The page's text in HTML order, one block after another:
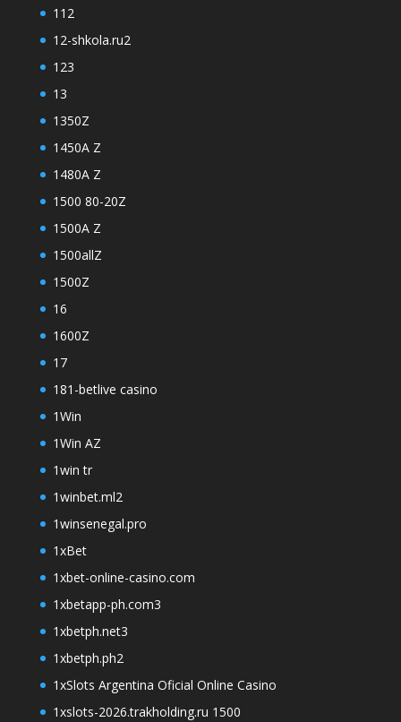
112
12-shkola.ru2
123
13
1350Z
1450A Z
1480A Z
1500 80-20Z
1500A Z
1500allZ
1500Z
16
1600Z
17
181-betlive casino
1Win
1Win AZ
1win tr
1winbet.ml2
1winsenegal.pro
1xBet
1xbet-online-casino.com
1xbetapp-ph.com3
1xbetph.net3
1xbetph.ph2
1xSlots Argentina Oficial Online Casino
1xslots-2026.trakholding.ru 1500